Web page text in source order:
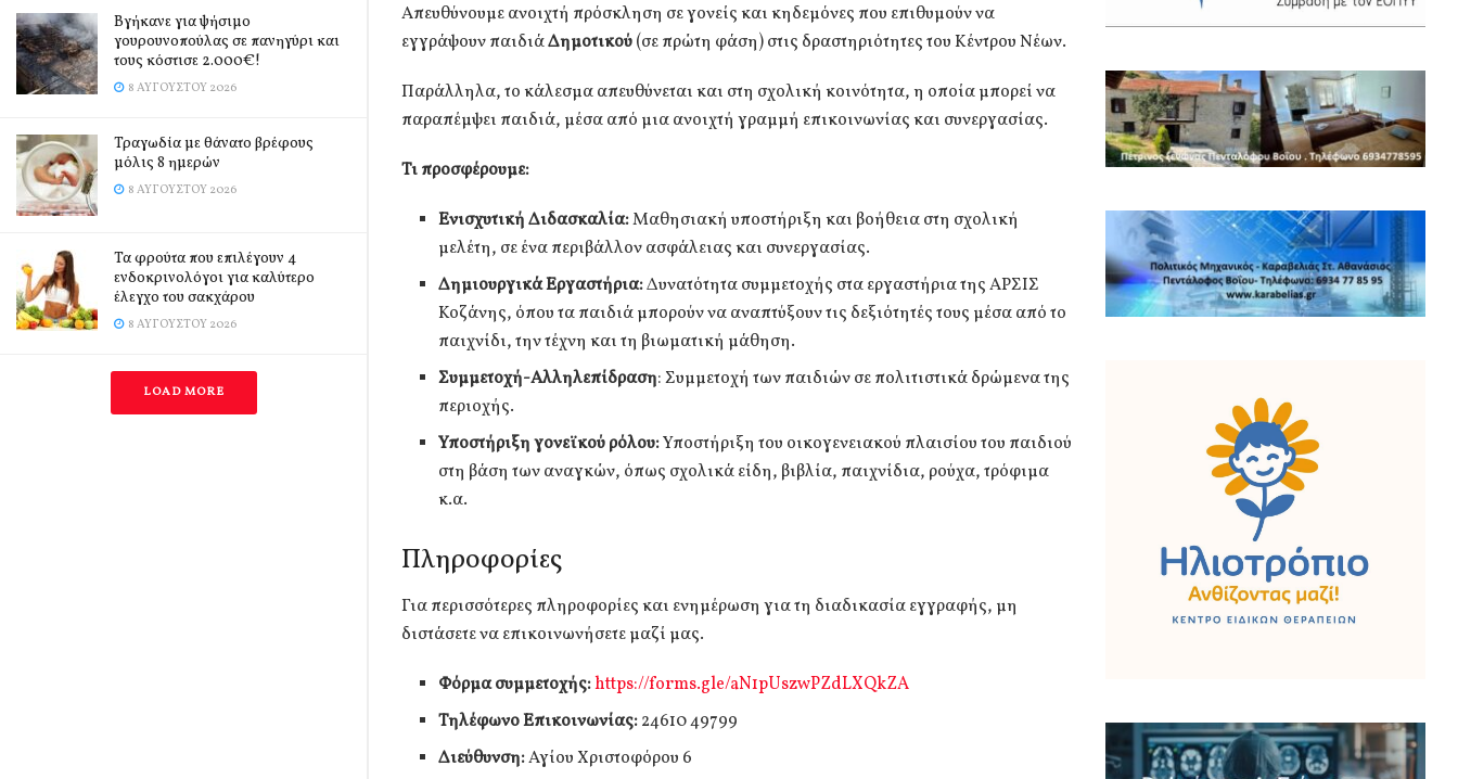
Βγήκανε για ψήσιμο
γουρουνοπούλας σε πανηγύρι και
τους κόστισε 2.000€!
8 ΑΥΓΟΎΣΤΟΥ 2026
Τραγωδία με θάνατο βρέφους
μόλις 8 ημερών
8 ΑΥΓΟΎΣΤΟΥ 2026
Τα φρούτα που επιλέγουν 4
ενδοκρινολόγοι για καλύτερο
έλεγχο του σακχάρου
8 ΑΥΓΟΎΣΤΟΥ 2026
LOAD MORE
Απευθύνουμε ανοιχτή πρόσκληση σε γονείς και κηδεμόνες που επιθυμούν να
εγγράψουν παιδιάΔημοτικού(σε πρώτη φάση) στις δραστηριότητες του Κέντρου Νέων.
Παράλληλα, το κάλεσμα απευθύνεται και στη σχολική κοινότητα, η οποία μπορεί να
παραπέμψει παιδιά, μέσα από μια ανοιχτή γραμμή επικοινωνίας και συνεργασίας.
Τι προσφέρουμε:
Ενισχυτική Διδασκαλία:Μαθησιακή υποστήριξη και βοήθεια στη σχολική
μελέτη, σε ένα περιβάλλον ασφάλειας και συνεργασίας.
Δημιουργικά Εργαστήρια:Δυνατότητα συμμετοχής στα εργαστήρια της ΑΡΣΙΣ
Κοζάνης, όπου τα παιδιά μπορούν να αναπτύξουν τις δεξιότητές τους μέσα από το
παιχνίδι, την τέχνη και τη βιωματική μάθηση.
Συμμετοχή-Αλληλεπίδραση: Συμμετοχή των παιδιών σε πολιτιστικά δρώμενα της
περιοχής.
Υποστήριξη γονεϊκού ρόλου:Υποστήριξη του οικογενειακού πλαισίου του παιδιού
στη βάση των αναγκών, όπως σχολικά είδη, βιβλία, παιχνίδια, ρούχα, τρόφιμα
κ.α.
Πληροφορίες
Για περισσότερες πληροφορίες και ενημέρωση για τη διαδικασία εγγραφής, μη
διστάσετε να επικοινωνήσετε μαζί μας.
Φόρμα συμμετοχής:https://forms.gle/aN1pUszwPZdLXQkZA
Τηλέφωνο Επικοινωνίας:24610 49799
Διεύθυνση:Αγίου Χριστοφόρου 6